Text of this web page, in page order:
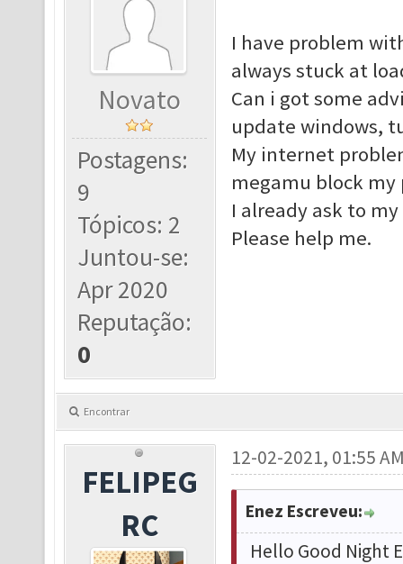
Novato
Postagens:
9
Tópicos: 2
Juntou-se:
Apr 2020
Reputação:
0
I have problem
always stuck at
Can i got some
update windows,
My internet
megamu block my
I already ask to
Please help me.
Encontrar
FELIPEG
RC
12-02-2021, 01:55
Enez Escreveu:
Hello Good Night